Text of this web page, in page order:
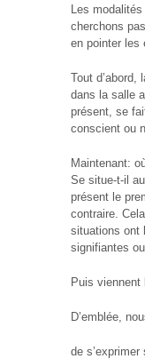
Les
cherchons
en pointer les
Tout d’abord,
dans la salle
présent, se
conscient ou
Maintenant:
Se situe-t-il
présent le
contraire.
situations ont
signifiantes
Puis
D’emblée,
de